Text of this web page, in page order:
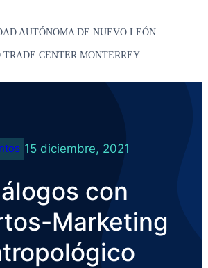
AUTÓNOMA DE NUEVO LEÓN
TRADE CENTER MONTERREY
15 diciembre, 2021
con
Marketing